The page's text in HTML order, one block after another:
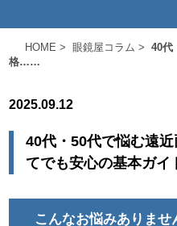
HOME > 眼鏡屋コラム >40代
格……
2025.09.12
40代・50代で悩む遠
てでも安心の基本ガイ
こんなお悩みありませ